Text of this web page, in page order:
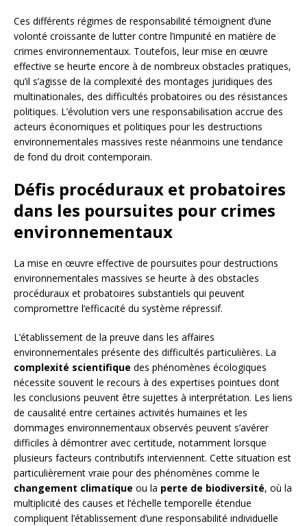
Ces différents régimes de responsabilité témoignent d’une
volonté croissante de lutter contre l’impunité en matière de
crimes environnementaux. Toutefois, leur mise en œuvre
effective se heurte encore à de nombreux obstacles pratiques,
qu’il s’agisse de la complexité des montages juridiques des
multinationales, des difficultés probatoires ou des résistances
politiques. L’évolution vers une responsabilisation accrue des
acteurs économiques et politiques pour les destructions
environnementales massives reste néanmoins une tendance
de fond du droit contemporain.
Défis procéduraux et probatoires
dans les poursuites pour crimes
environnementaux
La mise en œuvre effective de poursuites pour destructions
environnementales massives se heurte à des obstacles
procéduraux et probatoires substantiels qui peuvent
compromettre l’efficacité du système répressif.
L’établissement de la preuve dans les affaires
environnementales présente des difficultés particulières. La
complexité scientifique des phénomènes écologiques
nécessite souvent le recours à des expertises pointues dont
les conclusions peuvent être sujettes à interprétation. Les liens
de causalité entre certaines activités humaines et les
dommages environnementaux observés peuvent s’avérer
difficiles à démontrer avec certitude, notamment lorsque
plusieurs facteurs contributifs interviennent. Cette situation est
particulièrement vraie pour des phénomènes comme le
changement climatique ou la perte de biodiversité, où la
multiplicité des causes et l’échelle temporelle étendue
compliquent l’établissement d’une responsabilité individuelle